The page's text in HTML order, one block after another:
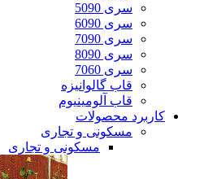
سری 5090
سری 6090
سری 7090
سری 8090
سری 7060
قاب گالوانیزه
قاب آلومینیوم
کاربرد محصولات
مسکونی و تجاری
مسکونی و تجاری